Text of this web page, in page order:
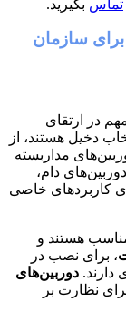
تماس بگیرید.
سازمان
در ارتقای
دخیل هستند، از
مداربسته
دام،
کاربردهای خاصی
هستند و
، برای نصب در
دوربین‌های
نظارت بر